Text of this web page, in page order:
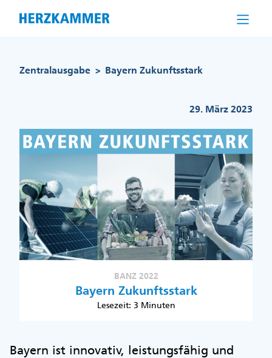
Zentralausgabe > Bayern Zukunftsstark
29. März 2023
BANZ 2022
Bayern Zukunftsstark
Lesezeit: 3 Minuten
Bayern ist innovativ, leistungsfähig und